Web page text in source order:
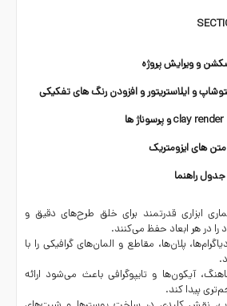
ابزاری قدرتمند برای خلق طرح‌های دقیق و
در هر ابعاد حفظ می‌کنند.
پلان‌ها، مقاطع و المان‌های گرافیکی را با
آیکون‌ها و تایپوگرافی باعث می‌شود ارائه
پیدا کند.